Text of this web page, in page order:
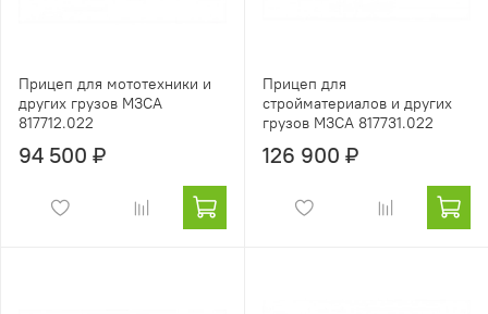
Прицеп для мототехники и
других грузов МЗСА
817712.022
94 500 ₽
Прицеп для
стройматериалов и других
грузов МЗСА 817731.022
126 900 ₽